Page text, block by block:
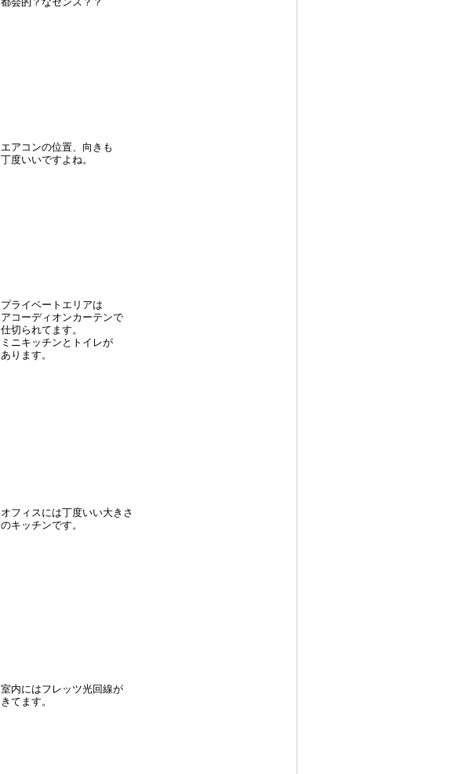
都会的？なセンス？？
エアコンの位置、向きも
丁度いいですよね。
プライベートエリアは
アコーディオンカーテンで
仕切られてます。
ミニキッチンとトイレが
あります。
オフィスには丁度いい大きさ
のキッチンです。
室内にはフレッツ光回線が
きてます。